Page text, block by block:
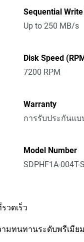
Sequential
Up to 250 MB/s
Disk Speed
7200 RPM
Warranty
การรับประกันแบ
Model Number
SDPHF1A-004T-
วดเร็ว
มทนทานระดับพรีเมียม